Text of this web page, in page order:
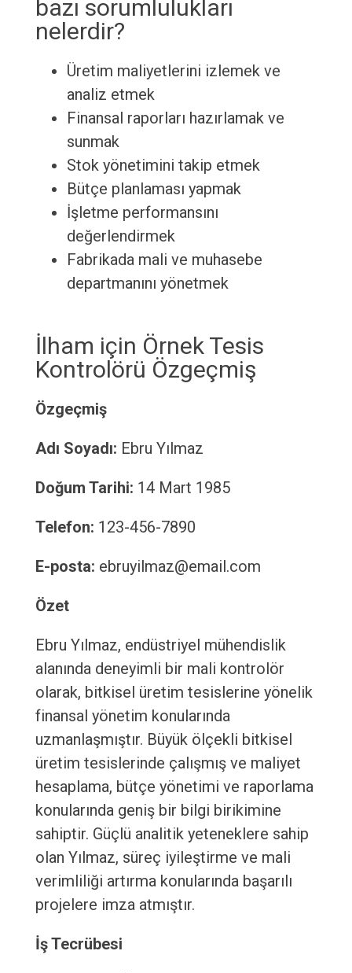
bazı sorumlulukları
nelerdir?
Üretim maliyetlerini izlemek ve
analiz etmek
Finansal raporları hazırlamak ve
sunmak
Stok yönetimini takip etmek
Bütçe planlaması yapmak
İşletme performansını
değerlendirmek
Fabrikada mali ve muhasebe
departmanını yönetmek
İlham için Örnek Tesis
Kontrolörü Özgeçmiş
Özgeçmiş
Adı Soyadı: Ebru Yılmaz
Doğum Tarihi: 14 Mart 1985
Telefon: 123-456-7890
E-posta: ebruyilmaz@email.com
Özet
Ebru Yılmaz, endüstriyel mühendislik
alanında deneyimli bir mali kontrolör
olarak, bitkisel üretim tesislerine yönelik
finansal yönetim konularında
uzmanlaşmıştır. Büyük ölçekli bitkisel
üretim tesislerinde çalışmış ve maliyet
hesaplama, bütçe yönetimi ve raporlama
konularında geniş bir bilgi birikimine
sahiptir. Güçlü analitik yeteneklere sahip
olan Yılmaz, süreç iyileştirme ve mali
verimliliği artırma konularında başarılı
projelere imza atmıştır.
İş Tecrübesi